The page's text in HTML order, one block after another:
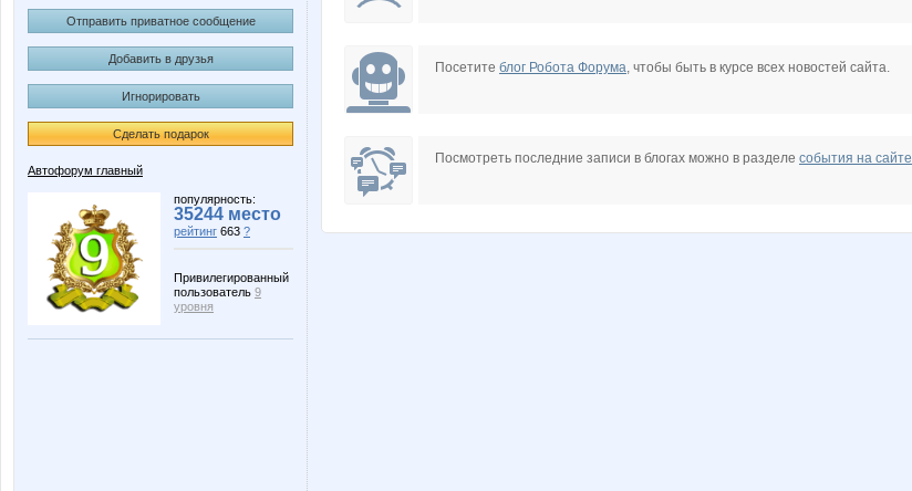
Отправить приватное сообщение
Добавить в друзья
Игнорировать
Сделать подарок
Автофорум главный
популярность:
35244 место
рейтинг 663 ?
Привилегированный
пользователь 9
уровня
Посетите блог Робота Форума, чтобы быть в курсе всех новостей сайта.
Посмотреть последние записи в блогах можно в разделе события на сайте